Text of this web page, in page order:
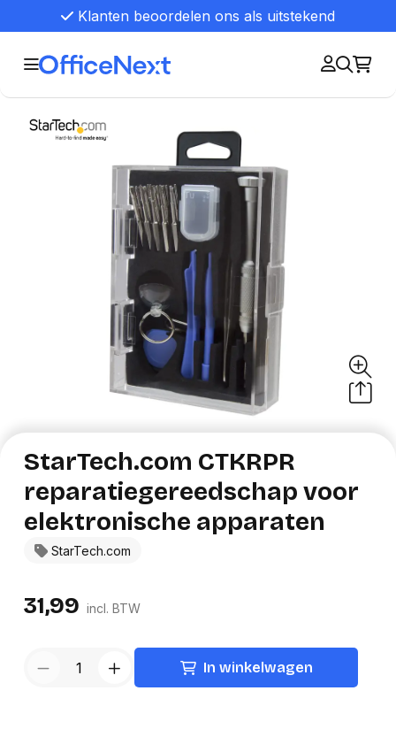
Klanten beoordelen ons als uitstekend
StarTech.com
StarTech.com CTKRPR
reparatiegereedschap voor
elektronische apparaten
31,99 incl. BTW
In winkelwagen